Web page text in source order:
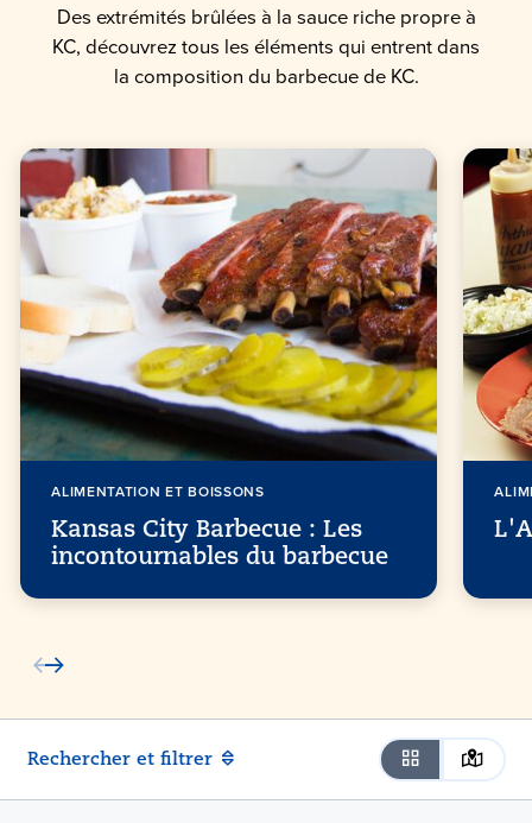
Des extrémités brûlées à la sauce riche propre à
KC, découvrez tous les éléments qui entrent dans
la composition du barbecue de KC.
ALIMENTATION ET BOISSONS
Kansas City Barbecue : Les
incontournables du barbecue
Rechercher et filtrer